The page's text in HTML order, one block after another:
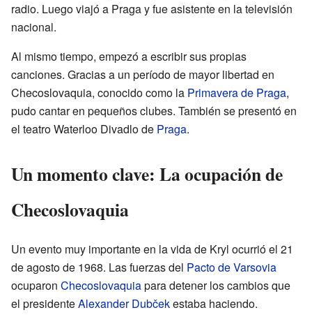
radio. Luego viajó a Praga y fue asistente en la televisión
nacional.
Al mismo tiempo, empezó a escribir sus propias
canciones. Gracias a un período de mayor libertad en
Checoslovaquia, conocido como la Primavera de Praga,
pudo cantar en pequeños clubes. También se presentó en
el teatro Waterloo Divadlo de Praga.
Un momento clave: La ocupación de
Checoslovaquia
Un evento muy importante en la vida de Kryl ocurrió el 21
de agosto de 1968. Las fuerzas del Pacto de Varsovia
ocuparon Checoslovaquiapara detener los cambios que
el presidenteAlexander Dubčekestaba haciendo.